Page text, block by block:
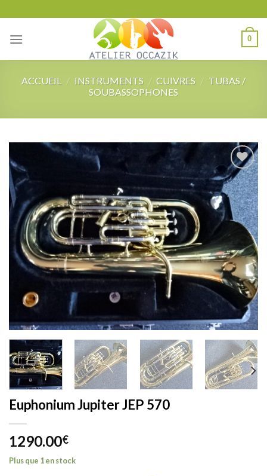
to
content
0
ACCUEIL / INSTRUMENTS / CUIVRES / TUBAS /
SOUBASSOPHONES
Add to
wishlist
Euphonium Jupiter JEP 570
1290.00€
Plus que 1 en stock